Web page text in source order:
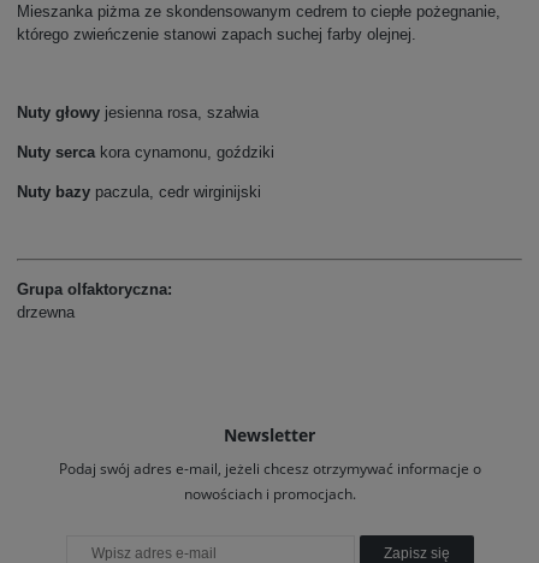
Mieszanka piżma ze skondensowanym cedrem to ciepłe pożegnanie,
którego zwieńczenie stanowi zapach suchej farby olejnej.
Nuty głowy jesienna rosa, szałwia
Nuty serca kora cynamonu, goździki
Nuty bazy paczula, cedr wirginijski
Grupa olfaktoryczna:
drzewna
Newsletter
Podaj swój adres e-mail, jeżeli chcesz otrzymywać informacje o
nowościach i promocjach.
Zapisz się